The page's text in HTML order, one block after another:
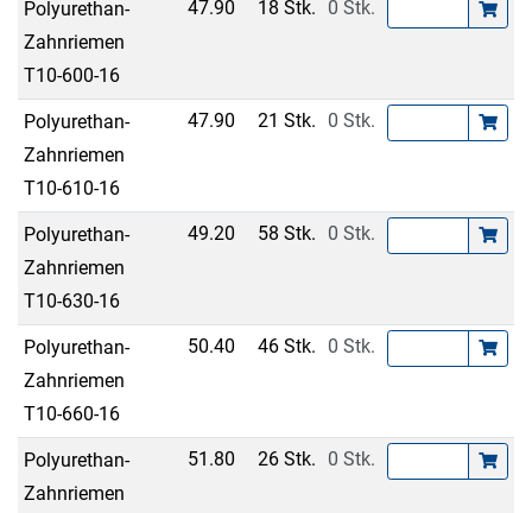
Polyurethan-
Zahnriemen
T10-600-16
47.90 18 Stk. 0 Stk.
Polyurethan-
Zahnriemen
T10-610-16
47.90 21 Stk. 0 Stk.
Polyurethan-
Zahnriemen
T10-630-16
49.20 58 Stk. 0 Stk.
Polyurethan-
Zahnriemen
T10-660-16
50.40 46 Stk. 0 Stk.
Polyurethan-
Zahnriemen
51.80 26 Stk. 0 Stk.